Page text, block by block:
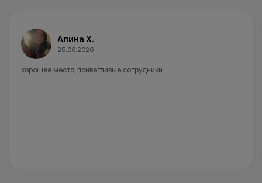
Алина Х.
25.06.2026
хорошее место, приветливые сотрудники